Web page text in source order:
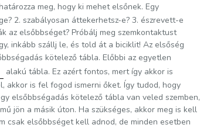
meg, hogy ki mehet elsőnek. Egy
2. szabályosan áttekerhetsz-e? 3. észrevett-e
az elsőbbséget? Próbálj meg szemkontaktust
inkább szállj le, és told át a biciklit! Az elsőség
kötelező tábla. Előbbi az egyetlen
alakú tábla. Ez azért fontos, mert így akkor is
akkor is fel fogod ismerni őket. Így tudod, hogy
elsőbbségadás kötelező tábla van veled szemben,
jön a másik úton. Ha szükséges, akkor meg is kell
csak elsőbbséget kell adnod, de minden esetben